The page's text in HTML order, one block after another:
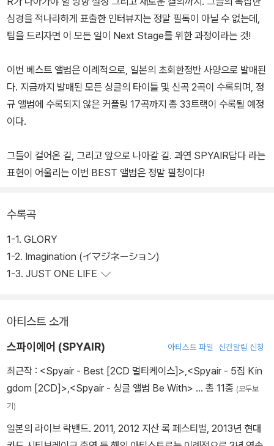
심경을 적나라하게 표출한 인터뷰지는 정말 필독이 아닐 수 없는데,
팁을 드리자면 이 모든 일이 Next Stage를 위한 과정이라는 것!
이번 베스트 앨범은 이례적으로, 일본의 초회한정반 사양으로 발매된
다. 지금까지 발매된 모든 싱글의 타이틀 및 신곡 2곡이 수록되며, 정
규 앨범에 수록되지 않은 커플링 17곡까지 총 33트랙이 수록될 예정
이다.
그들이 걸어온 길, 그리고 앞으로 나아갈 길. 과연 SPYAIR답다 라는
표현이 어울리는 이번 BEST 앨범은 정말 필청이다!
수록곡
1-1. GLORY
1-2. Imagination (イマジネーション)
1-3. JUST ONE LIFE
아티스트 소개
스파이에어 (SPYAIR) 아티스트 파일 신간알림 신청
최근작 : <Spyair - Best [2CD 멀티케이스]>,<Spyair - 5집 Kin
gdom [2CD]>,<Spyair - 싱글 앨범 Be With> … 총 11종 (모두보
기)
일본의 라이브 락밴드. 2011, 2012 지산 록 페스티벌, 2013년 현대